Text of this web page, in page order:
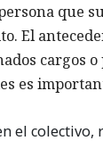
que
El
cargos
es
el